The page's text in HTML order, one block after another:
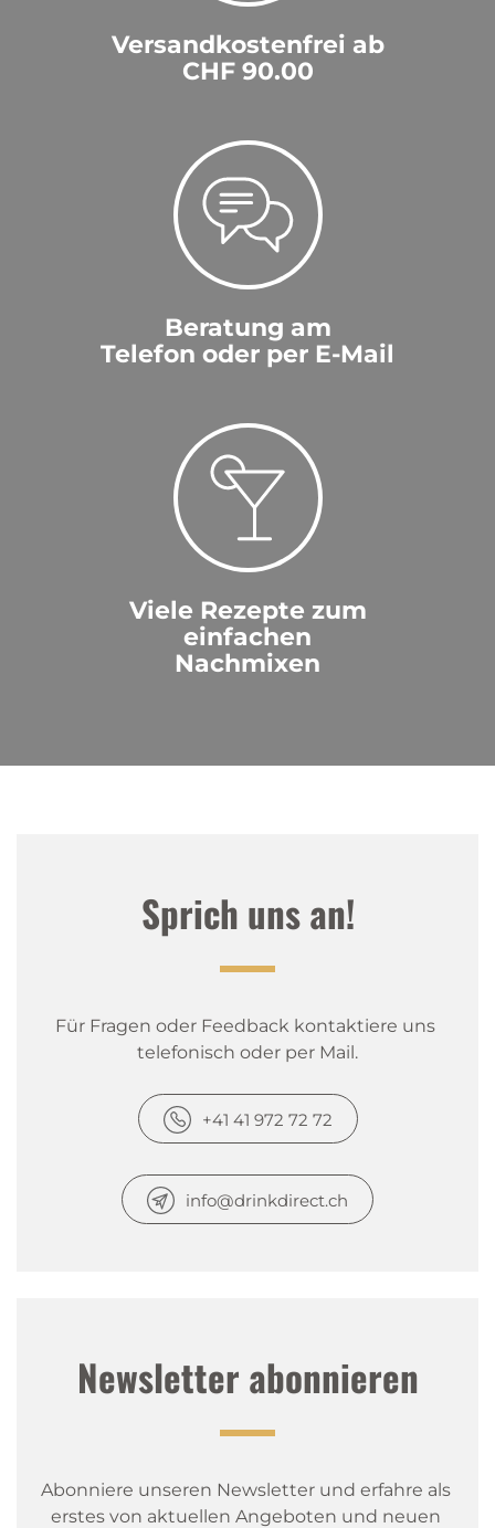
Versandkostenfrei ab
CHF 90.00
Beratung am
Telefon oder per E-Mail
Viele Rezepte zum
einfachen
Nachmixen
Sprich uns an!
Für Fragen oder Feedback kontaktiere uns
telefonisch oder per Mail.
+41 41 972 72 72
info@drinkdirect.ch
Newsletter abonnieren
Abonniere unseren Newsletter und erfahre als
erstes von aktuellen Angeboten und neuen